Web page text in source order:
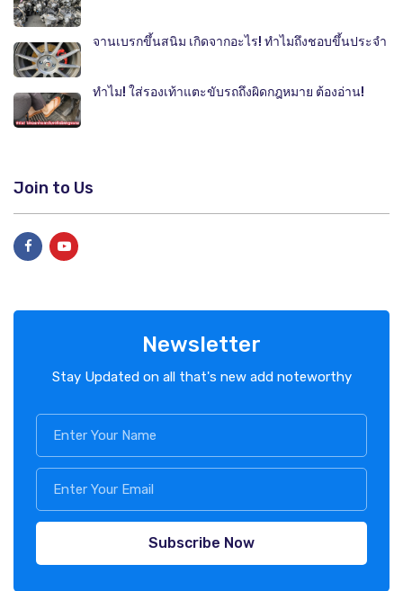
จานเบรกขึ้นสนิม เกิดจากอะไร! ทำไมถึงชอบขึ้นประจำ
ทำไม! ใส่รองเท้าแตะขับรถถึงผิดกฎหมาย ต้องอ่าน!
Join to Us
Newsletter
Stay Updated on all that's new add noteworthy
Subscribe Now